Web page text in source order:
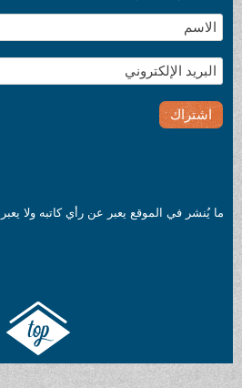
ما يُنشر في الموقع يعبر عن رأي كاتبه ولا يعبر